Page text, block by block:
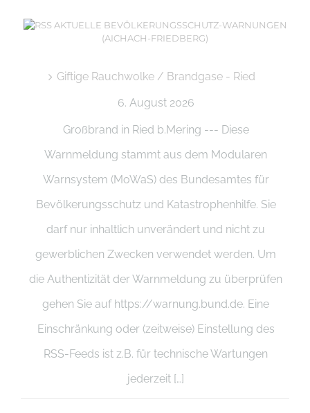
AKTUELLE BEVÖLKERUNGSSCHUTZ-WARNUNGEN
(AICHACH-FRIEDBERG)
Giftige Rauchwolke / Brandgase - Ried
6. August 2026
Großbrand in Ried b.Mering --- Diese
Warnmeldung stammt aus dem Modularen
Warnsystem (MoWaS) des Bundesamtes für
Bevölkerungsschutz und Katastrophenhilfe. Sie
darf nur inhaltlich unverändert und nicht zu
gewerblichen Zwecken verwendet werden. Um
die Authentizität der Warnmeldung zu überprüfen
gehen Sie auf https://warnung.bund.de. Eine
Einschränkung oder (zeitweise) Einstellung des
RSS-Feeds ist z.B. für technische Wartungen
jederzeit […]